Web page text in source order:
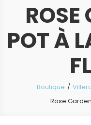
ROSE
POT À
Boutique
Rose